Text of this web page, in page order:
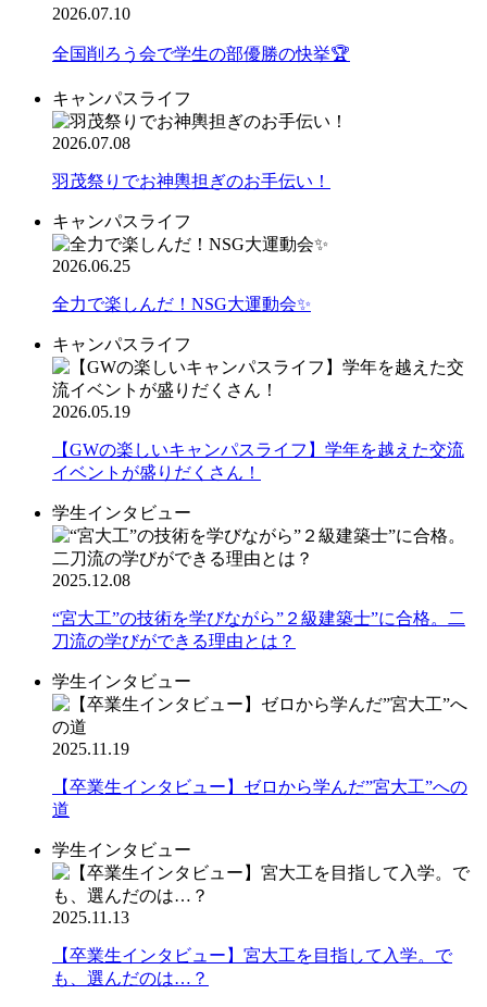
2026.07.10
全国削ろう会で学生の部優勝の快挙🏆
キャンパスライフ
2026.07.08
羽茂祭りでお神輿担ぎのお手伝い！
キャンパスライフ
2026.06.25
全力で楽しんだ！NSG大運動会✨
キャンパスライフ
2026.05.19
【GWの楽しいキャンパスライフ】学年を越えた交流
イベントが盛りだくさん！
学生インタビュー
2025.12.08
“宮大工”の技術を学びながら”２級建築士”に合格。二
刀流の学びができる理由とは？
学生インタビュー
2025.11.19
【卒業生インタビュー】ゼロから学んだ”宮大工”への
道
学生インタビュー
2025.11.13
【卒業生インタビュー】宮大工を目指して入学。で
も、選んだのは…？